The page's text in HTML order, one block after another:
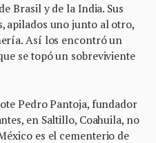
Brasil y de la India. Sus
apilados uno junto al otro,
Así los encontró un
se topó un sobreviviente
Pedro Pantoja, fundador
en Saltillo, Coahuila, no
es el cementerio de